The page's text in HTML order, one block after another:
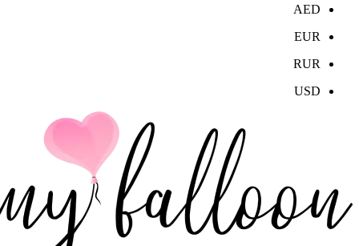
AED
EUR
RUR
USD